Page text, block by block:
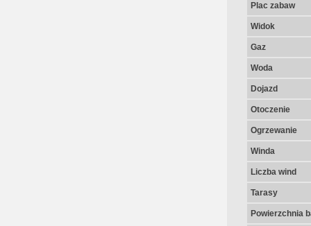
Plac zabaw
Widok
Gaz
Woda
Dojazd
Otoczenie
Ogrzewanie
Winda
Liczba wind
Tarasy
Powierzchnia